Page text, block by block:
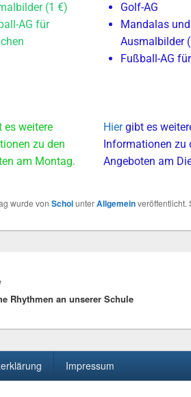
(1 €)
AG für
Golf-AG
Mandalas und
Ausmalbilder
Fußball-AG
weitere
zu den
am Montag.
Hiergibt es
Informationen zu
Angeboten am
wurde von ScholunterAllgemeinveröffentlicht.
Rhythmen an unserer Schule
Impressum